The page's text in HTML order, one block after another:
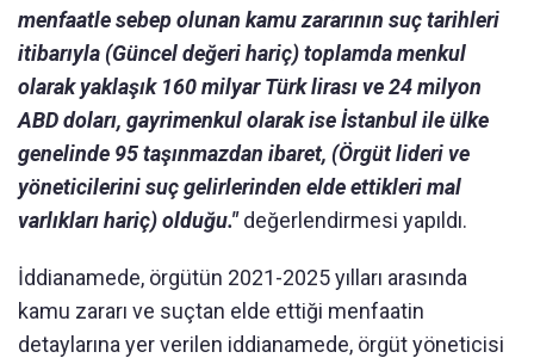
menfaatle sebep olunan kamu zararının suç tarihleri
itibarıyla (Güncel değeri hariç) toplamda menkul
olarak yaklaşık 160 milyar Türk lirası ve 24 milyon
ABD doları, gayrimenkul olarak ise İstanbul ile ülke
genelinde 95 taşınmazdan ibaret, (Örgüt lideri ve
yöneticilerini suç gelirlerinden elde ettikleri mal
varlıkları hariç) olduğu."değerlendirmesi yapıldı.
İddianamede, örgütün 2021-2025 yılları arasında
kamu zararı ve suçtan elde ettiği menfaatin
detaylarına yer verilen iddianamede, örgüt yöneticisi